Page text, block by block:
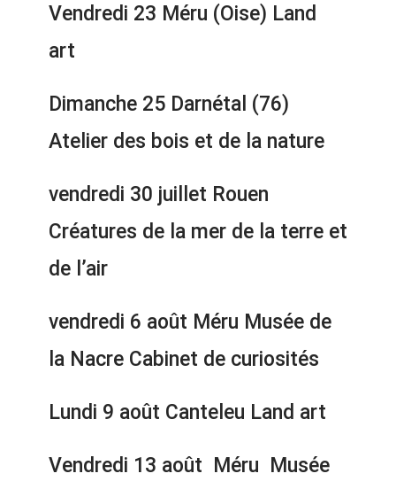
Vendredi 23 Méru (Oise) Land
art
Dimanche 25 Darnétal (76)
Atelier des bois et de la nature
vendredi 30 juillet Rouen
Créatures de la mer de la terre et
de l’air
vendredi 6 août Méru Musée de
la Nacre Cabinet de curiosités
Lundi 9 août Canteleu Land art
Vendredi 13 août Méru Musée